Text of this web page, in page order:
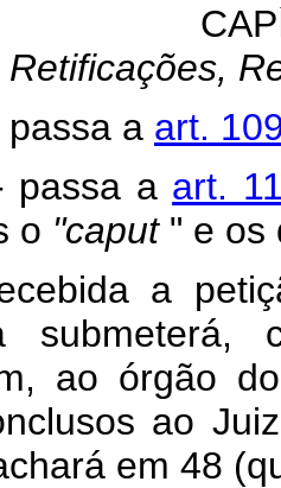
Retificações,
a art.
passa a art.
o "caput " e os
a
submeterá,
ao órgão
ao
em 48